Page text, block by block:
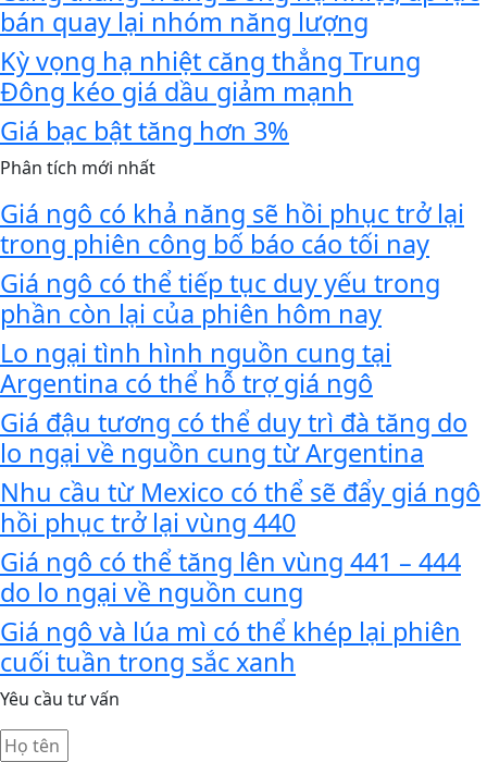
bán quay lại nhóm năng lượng
Kỳ vọng hạ nhiệt căng thẳng Trung
Đông kéo giá dầu giảm mạnh
Giá bạc bật tăng hơn 3%
Phân tích mới nhất
Giá ngô có khả năng sẽ hồi phục trở lại
trong phiên công bố báo cáo tối nay
Giá ngô có thể tiếp tục duy yếu trong
phần còn lại của phiên hôm nay
Lo ngại tình hình nguồn cung tại
Argentina có thể hỗ trợ giá ngô
Giá đậu tương có thể duy trì đà tăng do
lo ngại về nguồn cung từ Argentina
Nhu cầu từ Mexico có thể sẽ đẩy giá ngô
hồi phục trở lại vùng 440
Giá ngô có thể tăng lên vùng 441 – 444
do lo ngại về nguồn cung
Giá ngô và lúa mì có thể khép lại phiên
cuối tuần trong sắc xanh
Yêu cầu tư vấn